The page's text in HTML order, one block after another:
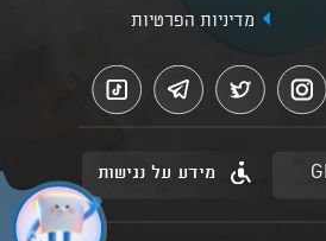
מדיניות הפרטיות
מידע על נגישות